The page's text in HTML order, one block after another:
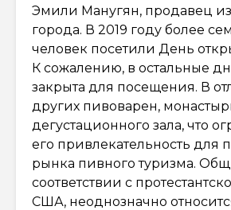
Эмили Манугян, продавец
города. В 2019 году более
человек посетили День
К сожалению, в остальные
закрыта для посещения. В
других пивоварен,
дегустационного зала, что
его привлекательность для
рынка пивного туризма.
соответствии с
США, неоднозначно